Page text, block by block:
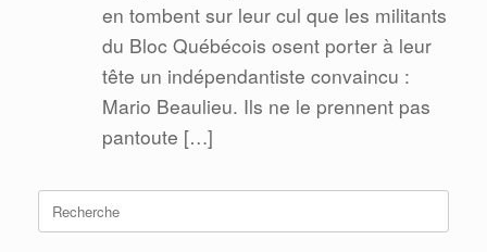
en tombent sur leur cul que les militants
du Bloc Québécois osent porter à leur
tête un indépendantiste convaincu :
Mario Beaulieu. Ils ne le prennent pas
pantoute […]
for: